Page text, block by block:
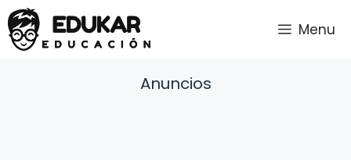
Saltar
al
contenido
Menu
Anuncios